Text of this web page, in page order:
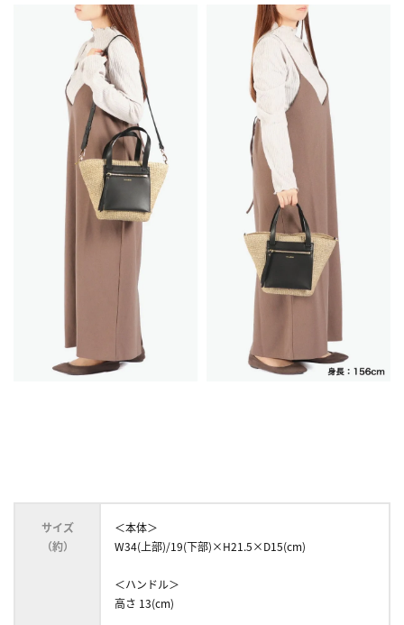
サイズ
（約）
＜本体＞
W34(上部)/19(下部)×H21.5×D15(cm)
＜ハンドル＞
高さ 13(cm)